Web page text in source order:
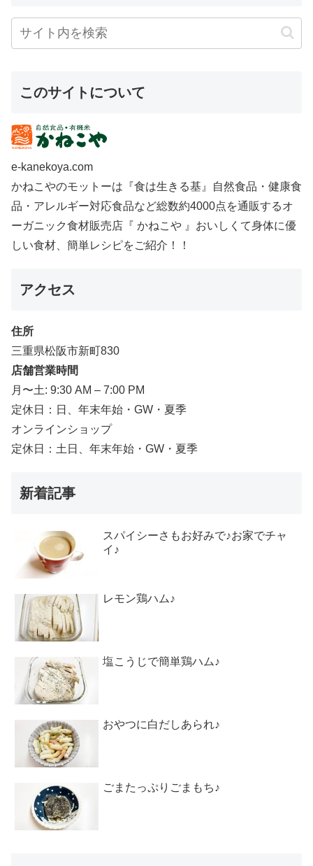
このサイトについて
e-kanekoya.com
かねこやのモットーは『食は生きる基』自然食品・健康食
品・アレルギー対応食品など総数約4000点を通販するオ
ーガニック食材販売店『 かねこや 』おいしくて身体に優
しい食材、簡単レシピをご紹介！！
アクセス
住所
三重県松阪市新町830
店舗営業時間
月〜土: 9:30 AM – 7:00 PM
定休日：日、年末年始・GW・夏季
オンラインショップ
定休日：土日、年末年始・GW・夏季
新着記事
スパイシーさもお好みで♪お家でチャ
イ♪
レモン鶏ハム♪
塩こうじで簡単鶏ハム♪
おやつに白だしあられ♪
ごまたっぷりごまもち♪